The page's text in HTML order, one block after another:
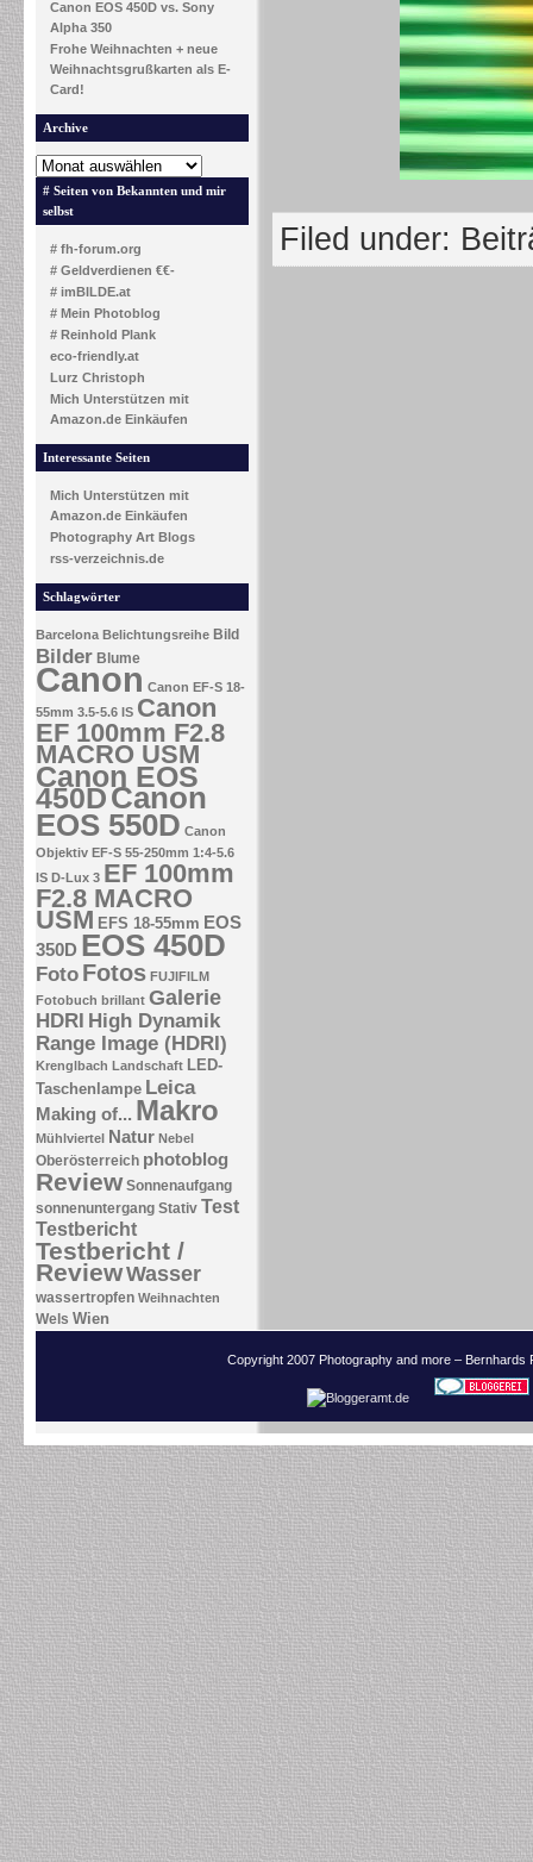
Canon EOS 450D vs. Sony
Alpha 350
Frohe Weihnachten + neue
Weihnachtsgrußkarten als E-
Card!
Archive
# Seiten von Bekannten und mir
selbst
# fh-forum.org
# Geldverdienen €€-
# imBILDE.at
# Mein Photoblog
# Reinhold Plank
eco-friendly.at
Lurz Christoph
Mich Unterstützen mit
Amazon.de Einkäufen
Interessante Seiten
Mich Unterstützen mit
Amazon.de Einkäufen
Photography Art Blogs
rss-verzeichnis.de
Schlagwörter
Barcelona Belichtungsreihe Bild
Bilder Blume
Canon Canon EF-S 18-
55mm 3.5-5.6 IS Canon
EF 100mm F2.8
MACRO USM
Canon EOS
450DCanon
EOS 550D Canon
Objektiv EF-S 55-250mm 1:4-5.6
IS D-Lux 3 EF 100mm
F2.8 MACRO
USM EFS 18-55mm EOS
350D EOS 450D
Foto Fotos FUJIFILM
Fotobuch brillant Galerie
HDRI High Dynamik
Range Image (HDRI)
Krenglbach Landschaft LED-
Taschenlampe Leica
Making of... Makro
Mühlviertel Natur Nebel
Oberösterreich photoblog
Review Sonnenaufgang
sonnenuntergang Stativ Test
Testbericht
Testbericht /
ReviewWasser
wassertropfen Weihnachten
Wels Wien
Filed under:
Copyright 2007 Photography and more –